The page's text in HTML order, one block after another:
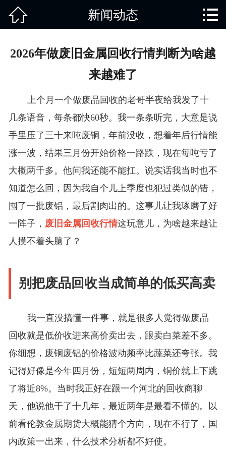
回收范围
服务项目
新闻动态
免责说明
 新闻动态 
2026年做废旧金属回收行情判断为啥越
来越难了
上个月一个做废品回收的老哥半夜给我发了十
几条语音，每条都快60秒。我一条条听完，大意是说
手里压了三十来吨废铜，年前没收，想着年后行情能
涨一波，结果三月份开始价格一路跌，现在每吨亏了
大概两千多。他问我还能不能扛。说实话我当时也不
知道怎么回，因为我自个儿上季度也犯过类似的错，
囤了一批废铝，最后割肉出的。这事儿让我琢磨了好
一阵子， 废旧金属回收行情这玩意儿，为啥越来越让
人摸不着头脑了？
别把废品回收当成简单的低买高卖
我一直没搞懂一件事，就是很多人觉得做废品
回收就是低价收进来高价卖出去，跟卖白菜差不多。
你细想，废铜废铝的价格波动频率比蔬菜还夸张。我
记得好像是今年四月份，短短两周内，铜价就上下跳
了将近8%。当时我正好在跟一个河北的回收商聊
天，他说他干了十几年，最近两年是最看不懂的。以
前看伦敦金属期货大概能猜个方向，现在不行了，国
内政策一出来，什么技术分析都不好使。